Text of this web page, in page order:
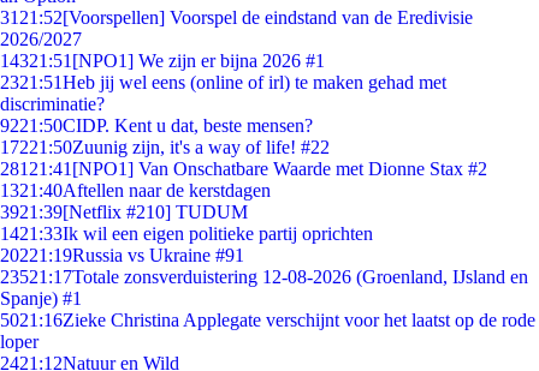
31 21:52[Voorspellen] Voorspel de eindstand van de Eredivisie
2026/2027
14321:51 [NPO1] We zijn er bijna 2026 #1
2321:51Heb jij wel eens (online of irl) te maken gehad met
discriminatie?
9221:50CIDP. Kent u dat, beste mensen?
17221:50Zuunig zijn, it's a way of life! #22
281 21:41 [NPO1] Van Onschatbare Waarde met Dionne Stax #2
1321:40Aftellen naar de kerstdagen
3921:39[Netflix #210] TUDUM
1421:33Ik wil een eigen politieke partij oprichten
20221:19Russia vs Ukraine #91
23521:17Totale zonsverduistering 12-08-2026 (Groenland, IJsland en
Spanje) #1
5021:16Zieke Christina Applegate verschijnt voor het laatst op de rode
loper
2421:12Natuur en Wild